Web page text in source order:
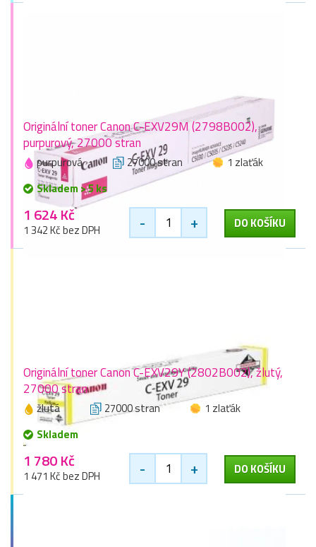
Originální toner Canon C-EXV29M (2798B002),
purpurový, 27000 stran
purpurová 27000 stran
1 zlaťák
Skladem > 5 ks
1 624 Kč
1 342 Kč bez DPH - + DO KOŠÍKU
Originální toner Canon C-EXV29Y (2802B002), žlutý,
27000 stran
žlutá 27000 stran
1 zlaťák
Skladem
1 780 Kč
1 471 Kč bez DPH - + DO KOŠÍKU